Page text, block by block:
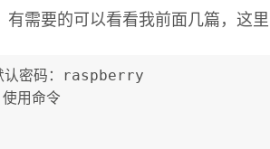
需要的可以看看我前面几篇，这
密码：raspberry
用命令